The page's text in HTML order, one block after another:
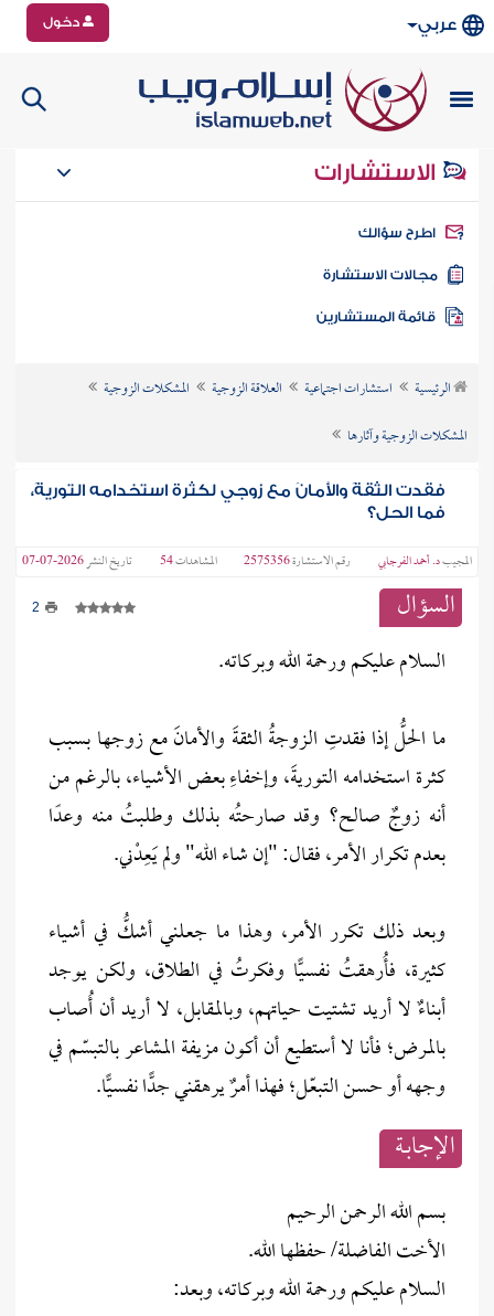
عربي دخول
الاستشارات
سؤالك
الاستشارة
الرئيسية استشارات اجتماعية العلاقة الزوجية
المشكلات الزوجية
المشكلات الزوجية وآثارها
فقدت الثقةَ والأمانَ مع زوجي لكثرة استخدامه التوريةَ،
فما الحل؟
المجيبد. أحمد الفرجابي رقم الاستشارة2575356 المشاهدات54 تاريخ النشر2026-07-07
السؤال 2
السلام عليكم ورحمة الله وبركاته.
ما الحلُّ إذا فقدتِ الزوجةُ الثقةَ والأمانَ مع زوجها بسبب
كثرة استخدامه التوريةَ، وإخفاءِ بعض الأشياء، بالرغم من
أنه زوجٌ صالح؟ وقد صارحتُه بذلك وطلبتُ منه وعدًا
بعدم تكرار الأمر، فقال: "إن شاء الله" ولم يَعِدْني.
وبعد ذلك تكرر الأمر، وهذا ما جعلني أشكُّ في أشياء
كثيرة، فأُرهقتُ نفسيًّا وفكرتُ في الطلاق، ولكن يوجد
أبناءٌ لا أريد تشتيت حياتهم، وبالمقابل، لا أريد أن أُصاب
بالمرض؛ فأنا لا أستطيع أن أكون مزيفة المشاعر بالتبسّم في
وجهه أو حسن التبعّل؛ فهذا أمرٌ يرهقني جدًّا نفسيًّا.
الإجابــة
بسم الله الرحمن الرحيم
الأخت الفاضلة/ حفظها الله.
السلام عليكم ورحمة الله وبركاته، وبعد: